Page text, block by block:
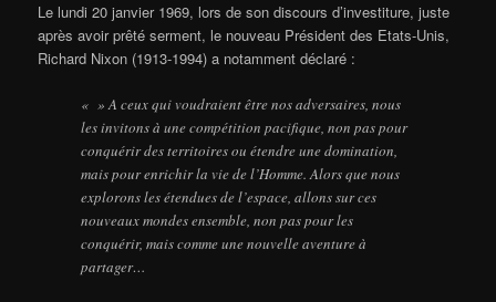
Le lundi 20 janvier 1969, lors de son discours d’investiture, juste
après avoir prêté serment, le nouveau Président des Etats-Unis,
Richard Nixon (1913-1994) a notamment déclaré :
« » A ceux qui voudraient être nos adversaires, nous
les invitons à une compétition pacifique, non pas pour
conquérir des territoires ou étendre une domination,
mais pour enrichir la vie de l’Homme. Alors que nous
explorons les étendues de l’espace, allons sur ces
nouveaux mondes ensemble, non pas pour les
conquérir, mais comme une nouvelle aventure à
partager…